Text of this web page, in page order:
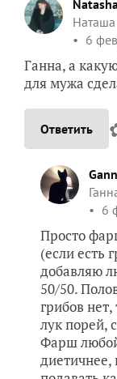
Наташа
6
Ганна, а
для мужа
Ответить
6
Просто
(если есть
добавляю
50/50.
грибов
лук порей,
Фарш
диетичнее,